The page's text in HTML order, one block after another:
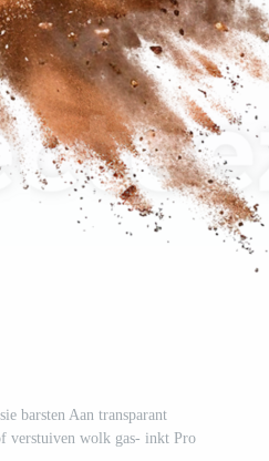
barsten Aan transparant
verstuiven wolk gas- inkt Pro